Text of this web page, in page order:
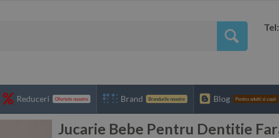
Reduceri Ofertele noastre Brand Brandurile noastre Blog Pentru adulti si copii
Jucarie Bebe Pentru Dentitie